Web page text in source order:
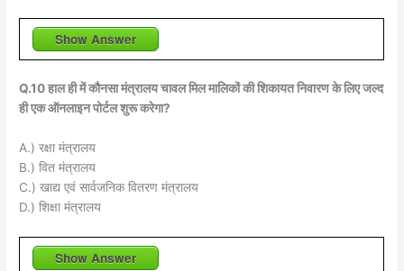
Show Answer
Q.10 हाल ही में कौनसा मंत्रालय चावल मिल मालिकों की शिकायत निवारण के लिए जल्द
ही एक ऑनलाइन पोर्टल शुरू करेगा?
A.) रक्षा मंत्रालय
B.) वित मंत्रालय
C.) खाद्य एवं सार्वजनिक वितरण मंत्रालय
D.) शिक्षा मंत्रालय
Show Answer